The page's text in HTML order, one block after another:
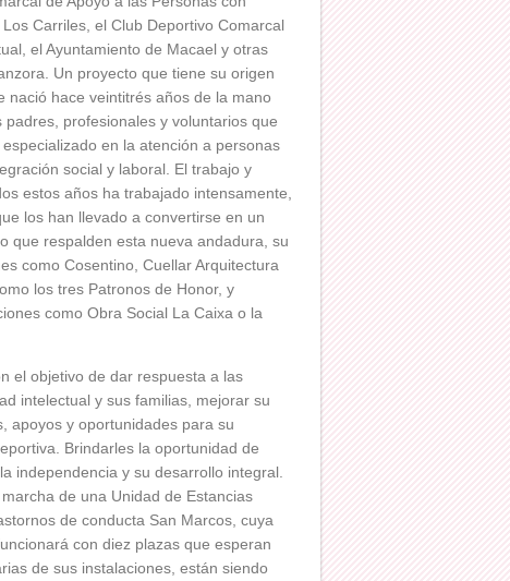
Carriles, el Club Deportivo Comarcal
el Ayuntamiento de Macael y otras
Un proyecto que tiene su origen
nació hace veintitrés años de la mano
profesionales y voluntarios que
en la atención a personas
social y laboral. El trabajo y
estos años ha trabajado intensamente,
los han llevado a convertirse en un
que respalden esta nueva andadura, su
como Cosentino, Cuellar Arquitectura
los tres Patronos de Honor, y
como Obra Social La Caixa o la
el objetivo de dar respuesta a las
intelectual y sus familias, mejorar su
apoyos y oportunidades para su
Brindarles la oportunidad de
independencia y su desarrollo integral.
de una Unidad de Estancias
de conducta San Marcos, cuya
con diez plazas que esperan
de sus instalaciones, están siendo